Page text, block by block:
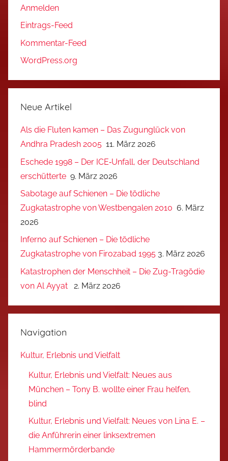
Anmelden
Eintrags-Feed
Kommentar-Feed
WordPress.org
Neue Artikel
Als die Fluten kamen – Das Zugunglück von
Andhra Pradesh 2005 11. März 2026
Eschede 1998 – Der ICE‑Unfall, der Deutschland
erschütterte 9. März 2026
Sabotage auf Schienen – Die tödliche
Zugkatastrophe von Westbengalen 2010 6. März
2026
Inferno auf Schienen – Die tödliche
Zugkatastrophe von Firozabad 1995 3. März 2026
Katastrophen der Menschheit – Die Zug-Tragödie
von Al Ayyat
2. März 2026
Navigation
Kultur, Erlebnis und Vielfalt
Kultur, Erlebnis und Vielfalt: Neues aus
München – Tony B. wollte einer Frau helfen,
blind
Kultur, Erlebnis und Vielfalt: Neues von Lina E. –
die Anführerin einer linksextremen
Hammermörderbande